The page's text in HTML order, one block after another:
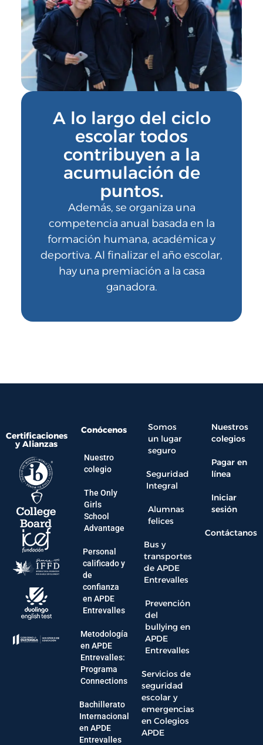
A lo largo del ciclo
escolar todos
contribuyen a la
acumulación de
puntos.
Además, se organiza una
competencia anual basada en la
formación humana, académica y
deportiva. Al finalizar el año escolar,
hay una premiación a la casa
ganadora.
Certificaciones
y Alianzas
Conócenos
Nuestro
colegio
The Only
Girls
School
Advantage
Personal
calificado y
de
confianza
en APDE
Entrevalles
Metodología
en APDE
Entrevalles:
Programa
Connections
Bachillerato
Internacional
en APDE
Entrevalles
Somos
un lugar
seguro
Seguridad
Integral
Alumnas
felices
Bus y
transportes
de APDE
Entrevalles
Prevención
del
bullying en
APDE
Entrevalles
Servicios de
seguridad
escolar y
emergencias
en Colegios
APDE
Nuestros
colegios
Pagar en
línea
Iniciar
sesión
Contáctanos